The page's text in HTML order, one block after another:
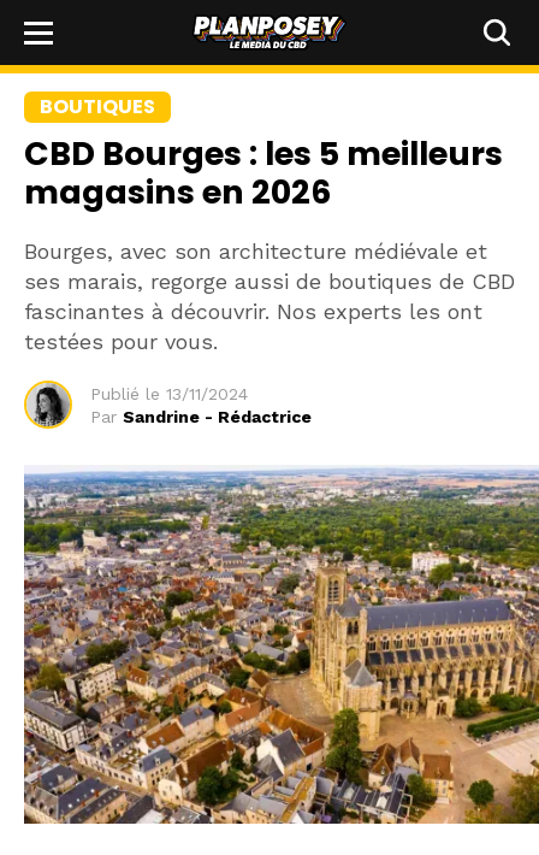
BOUTIQUES
CBD Bourges : les 5 meilleurs
magasins en 2026
Bourges, avec son architecture médiévale et
ses marais, regorge aussi de boutiques de CBD
fascinantes à découvrir. Nos experts les ont
testées pour vous.
Publié le 13/11/2024
Par Sandrine - Rédactrice